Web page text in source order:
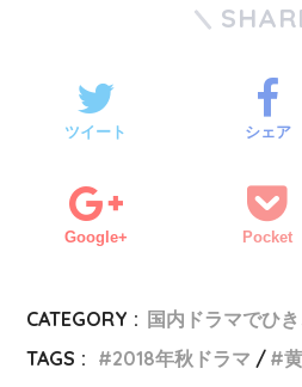
ツイート シェア
Google+ Pocket
CATEGORY : 国内ドラマでひ
TAGS :
2018年秋ドラマ